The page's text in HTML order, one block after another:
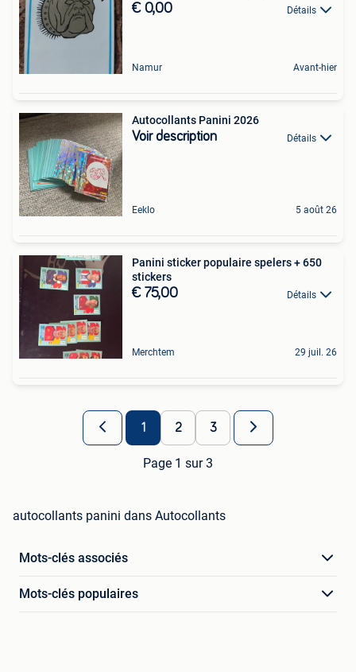
€ 0,00 Détails
Namur Avant-hier
Autocollants Panini 2026
Voir description Détails
Eeklo 5 août 26
Panini sticker populaire spelers + 650
stickers
€ 75,00 Détails
Merchtem 29 juil. 26
1 2 3
Page 1 sur 3
autocollants panini dans Autocollants
Mots-clés associés
Mots-clés populaires